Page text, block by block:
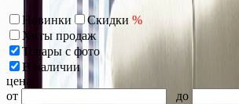
Новинки Скидки %
Хиты продаж
Товары с фото
В наличии
цена
от
до